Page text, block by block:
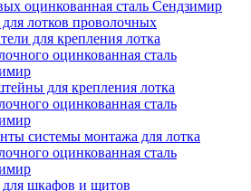
оцинкованная сталь Сендзимир
лотков проволочных
для крепления лотка
оцинкованная сталь
для крепления лотка
оцинкованная сталь
системы монтажа для лотка
оцинкованная сталь
для шкафов и щитов